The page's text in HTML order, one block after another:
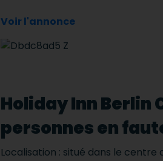
Voir l'annonce
Holiday Inn
personnes en
Localisation : situé dans le